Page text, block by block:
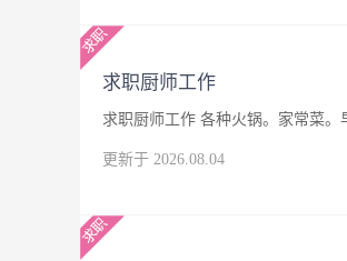
求职厨师工作
求职厨师工作 各种火锅。家常菜。
更新于 2026.08.04